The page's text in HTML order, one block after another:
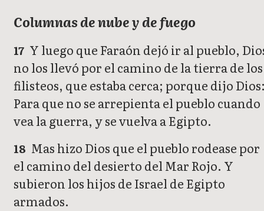
Columnas de nube y de fuego
17 Y luego que Faraón dejó ir al pueblo,
no los llevó por el camino de la tierra de los
filisteos, que estaba cerca; porque dijo
Para que no se arrepienta el pueblo cuando
vea la guerra, y se vuelva a Egipto.
18 Mas hizo Dios que el pueblo rodease por
el camino del desierto del Mar Rojo. Y
subieron los hijos de Israel de Egipto
armados.